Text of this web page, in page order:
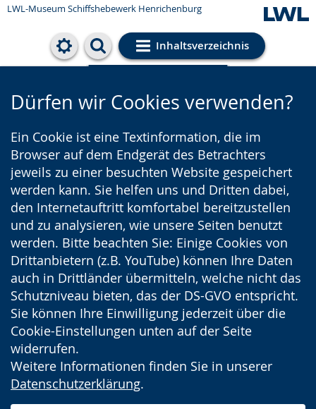
LWL-Museum Schiffshebewerk Henrichenburg
Inhaltsverzeichnis
Cookie-Einstellungen
Dürfen wir Cookies verwenden?
Ein Cookie ist eine Textinformation, die im
Browser auf dem Endgerät des Betrachters
jeweils zu einer besuchten Website gespeichert
werden kann. Sie helfen uns und Dritten dabei,
den Internetauftritt komfortabel bereitzustellen
und zu analysieren, wie unsere Seiten benutzt
werden. Bitte beachten Sie: Einige Cookies von
Drittanbietern (z.B. YouTube) können Ihre Daten
auch in Drittländer übermitteln, welche nicht das
Schutzniveau bieten, das der DS-GVO entspricht.
Sie können Ihre Einwilligung jederzeit über die
Cookie-Einstellungen unten auf der Seite
widerrufen.
Weitere Informationen finden Sie in unserer
Datenschutzerklärung.